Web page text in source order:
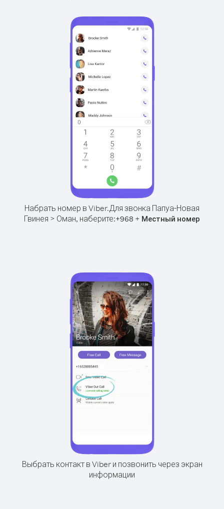
Набрать номер в Viber.Для звонка Папуа-Новая
Гвинея > Оман, наберите:+968 + Местный номер
Выбрать контакт в Viber и позвонить через экран
информации